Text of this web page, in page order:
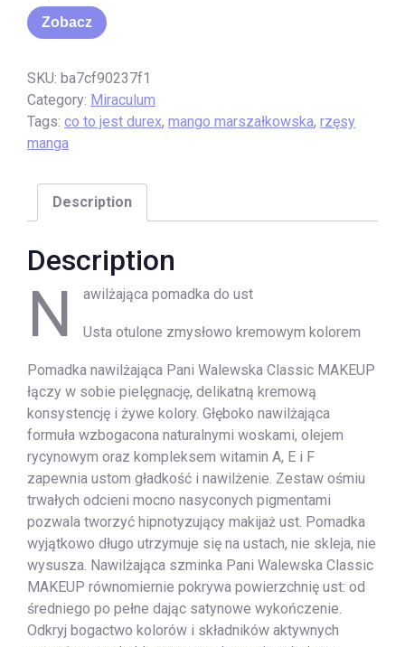
Zobacz
SKU: ba7cf90237f1
Category: Miraculum
Tags: co to jest durex, mango marszałkowska, rzęsy
manga
Description
Description
N awilżająca pomadka do ust
Usta otulone zmysłowo kremowym kolorem
Pomadka nawilżająca Pani Walewska Classic MAKEUP
łączy w sobie pielęgnację, delikatną kremową
konsystencję i żywe kolory. Głęboko nawilżająca
formuła wzbogacona naturalnymi woskami, olejem
rycynowym oraz kompleksem witamin A, E i F
zapewnia ustom gładkość i nawilżenie. Zestaw ośmiu
trwałych odcieni mocno nasyconych pigmentami
pozwala tworzyć hipnotyzujący makijaż ust. Pomadka
wyjątkowo długo utrzymuje się na ustach, nie skleja, nie
wysusza. Nawilżająca szminka Pani Walewska Classic
MAKEUP równomiernie pokrywa powierzchnię ust: od
średniego po pełne dając satynowe wykończenie.
Odkryj bogactwo kolorów i składników aktywnych